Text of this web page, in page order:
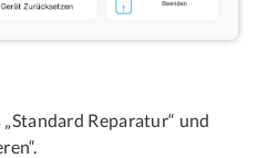
Reparatur“ und